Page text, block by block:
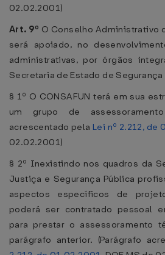
02.02.2001)
Art. 9º O Conselho Administrativo
será apoiado, no
administrativas, por órgãos
Secretaria de Estado de Segurança
§ 1º O CONSAFUN terá em sua
um grupo de
acrescentado pela Lei nº 2.212, de
02.02.2001)
§ 2º Inexistindo nos quadros da
Justiça e Segurança Pública
aspectos específicos de
poderá ser contratado pessoal
para prestar o assessoramento
parágrafo anterior. (Parágrafo